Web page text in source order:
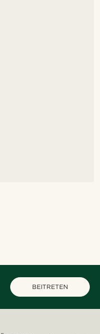
BEITRETEN